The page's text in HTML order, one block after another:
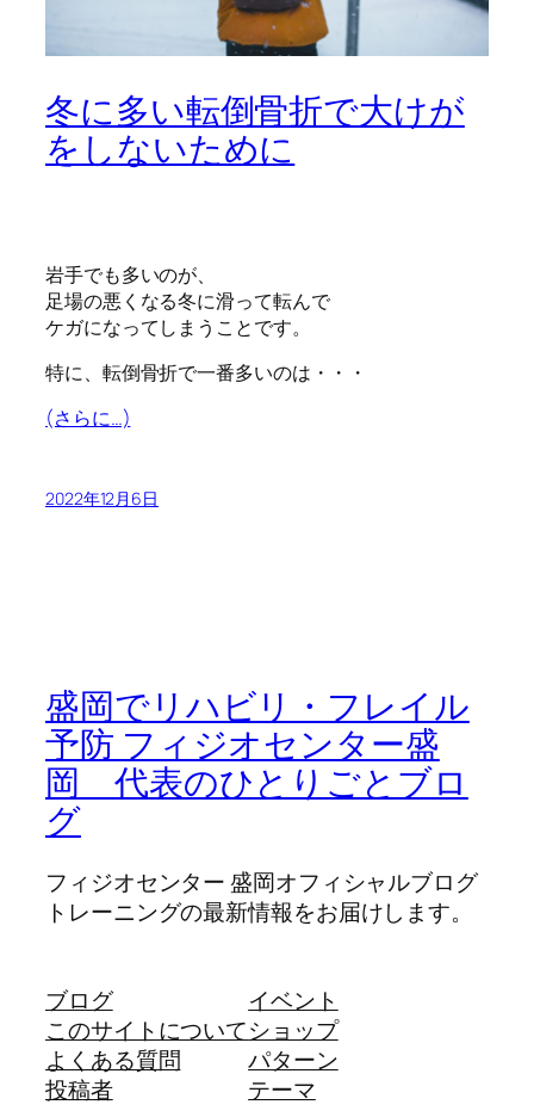
冬に多い転倒骨折で大けが
をしないために
岩手でも多いのが、
足場の悪くなる冬に滑って転んで
ケガになってしまうことです。
特に、転倒骨折で一番多いのは・・・
(さらに…)
2022年12月6日
盛岡でリハビリ・フレイル
予防 フィジオセンター盛
岡 代表のひとりごとブロ
グ
フィジオセンター 盛岡オフィシャルブログ
トレーニングの最新情報をお届けします。
ブログ
このサイトについて
よくある質問
投稿者
イベント
ショップ
パターン
テーマ